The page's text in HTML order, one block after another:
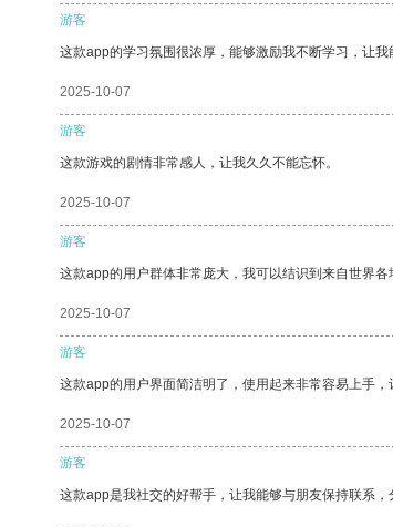
游客
这款app的学习氛围很浓厚，能够激励我不断学习，让我
2025-10-07
游客
这款游戏的剧情非常感人，让我久久不能忘怀。
2025-10-07
游客
这款app的用户群体非常庞大，我可以结识到来自世界各
2025-10-07
游客
这款app的用户界面简洁明了，使用起来非常容易上手
2025-10-07
游客
这款app是我社交的好帮手，让我能够与朋友保持联系，